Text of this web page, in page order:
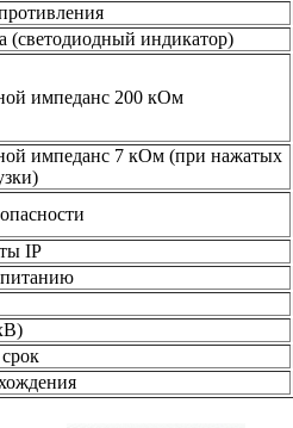
(светодиодный индикатор)
импеданс 200 кОм
импеданс 7 кОм (при нажатых
IP